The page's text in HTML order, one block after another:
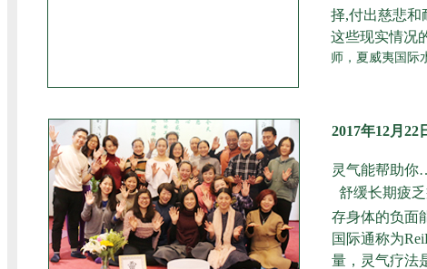
择,付出慈悲和
这些现实情况
师，夏威夷国际
2017年12月22
灵气能帮助你
舒缓长期疲
存身体的负面
国际通称为
量，灵气疗法